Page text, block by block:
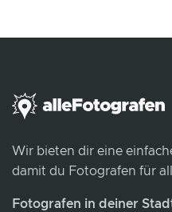
Wir bieten dir eine
damit du Fotografen für
Fotografen in deiner